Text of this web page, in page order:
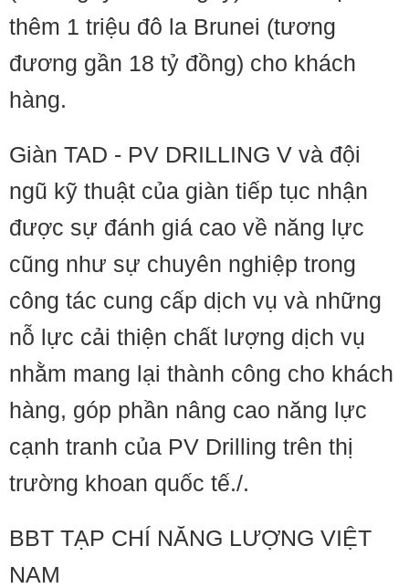
thêm 1 triệu đô la Brunei (tương
đương gần 18 tỷ đồng) cho khách
hàng.
Giàn TAD - PV DRILLING V và đội
ngũ kỹ thuật của giàn tiếp tục nhận
được sự đánh giá cao về năng lực
cũng như sự chuyên nghiệp trong
công tác cung cấp dịch vụ và những
nỗ lực cải thiện chất lượng dịch vụ
nhằm mang lại thành công cho khách
hàng, góp phần nâng cao năng lực
cạnh tranh của PV Drilling trên thị
trường khoan quốc tế./.
BBT TẠP CHÍ NĂNG LƯỢNG VIỆT
NAM